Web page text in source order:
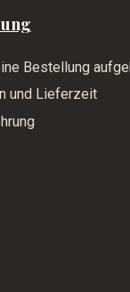
Bestellung
und Lieferzeit